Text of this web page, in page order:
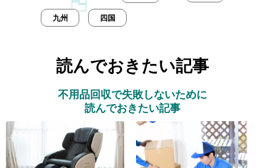
四国
九州
読んでおきたい記事
不用品回収で失敗しないために
読んでおきたい記事